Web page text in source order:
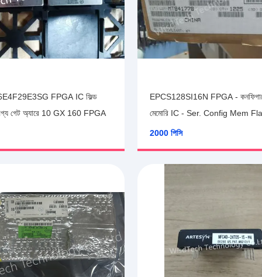
বিচ্ছিন্ন ডিসি/ডিসি
ওয়াট-২০০ ভিন-৩০০ ভুট ৫
10AX016E4F29E3SG FPGA IC
প্রোগ্রামযোগ্য গেট অ্যারে 10 GX 160
800 পিসি